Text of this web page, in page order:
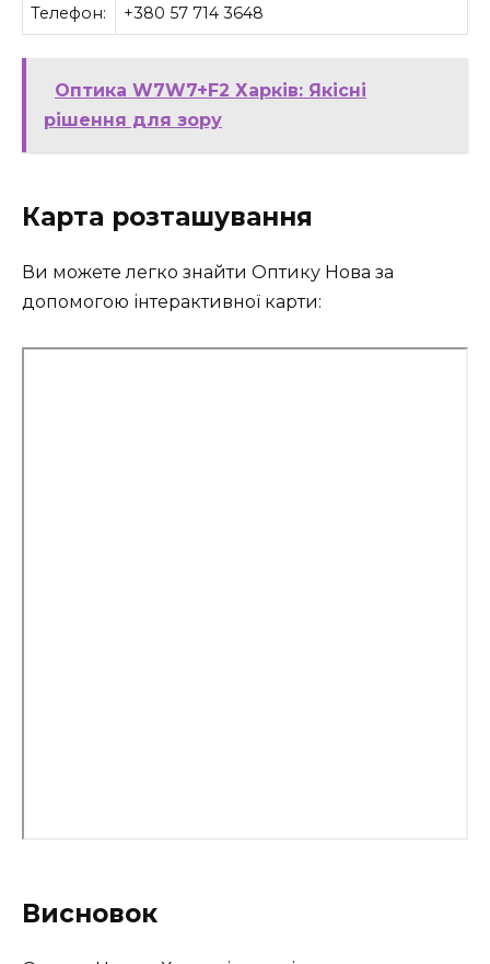
Телефон: +380 57 714 3648
Оптика W7W7+F2 Харків: Якісні
рішення для зору
Карта розташування
Ви можете легко знайти Оптику Нова за
допомогою інтерактивної карти:
Висновок